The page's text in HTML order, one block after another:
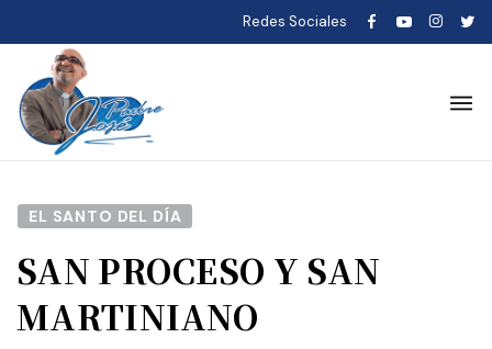
Redes Sociales
EL SANTO DEL DÍA
SAN PROCESO Y SAN
MARTINIANO